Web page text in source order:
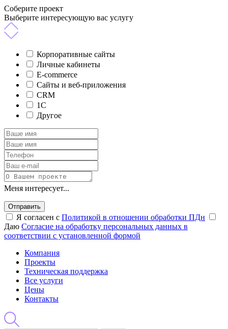
Соберите проект
Выберите интересующую вас услугу
Корпоративные сайты
Личные кабинеты
E-commerce
Сайты и веб-приложения
CRM
1C
Другое
Меня интересует...
Отправить
Я согласен с Политикой в отношении обработки ПДн
Даю Согласие на обработку персональных данных в
соответствии с установленной формой
Компания
Проекты
Техническая поддержка
Все услуги
Цены
Контакты